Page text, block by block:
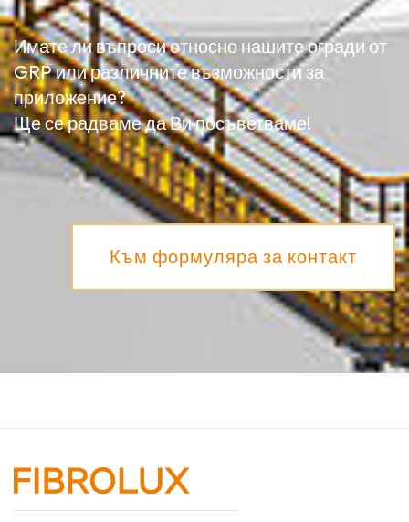
Имате ли въпроси относно нашите огради от
GRP или различните възможности за
приложение?
Ще се радваме да Ви посъветваме!
Към формуляра за контакт